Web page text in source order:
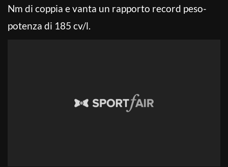
Nm di coppia e vanta un rapporto record peso-
potenza di 185 cv/l.